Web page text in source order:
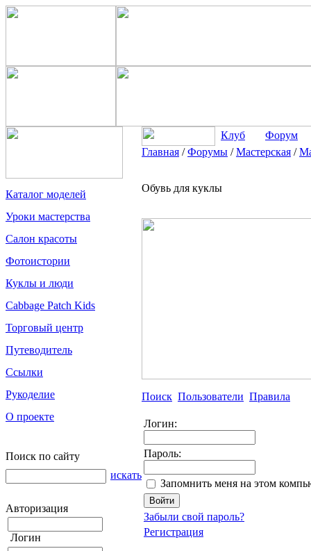
Каталог моделей
Уроки мастерства
Салон красоты
Фотоистории
Куклы и люди
Cabbage Patch Kids
Торговый центр
Путеводитель
Ссылки
Рукоделие
О проекте
Поиск по сайту
искать
Авторизация
Логин
Клуб
Форум
Главная /Форумы /Мастерская /
Обувь для куклы
Поиск Пользователи Правила
Логин:
Пароль:
Запомнить меня на этом
Забыли свой пароль?
Регистрация